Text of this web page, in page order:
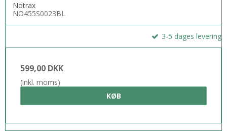
Notrax
NO455S0023BL
3-5 dages levering
599,00 DKK
(inkl. moms)
KØB